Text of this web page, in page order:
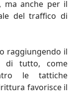
ma anche per il
del traffico di
raggiungendo il
di tutto, come
le tattiche
favorisce il